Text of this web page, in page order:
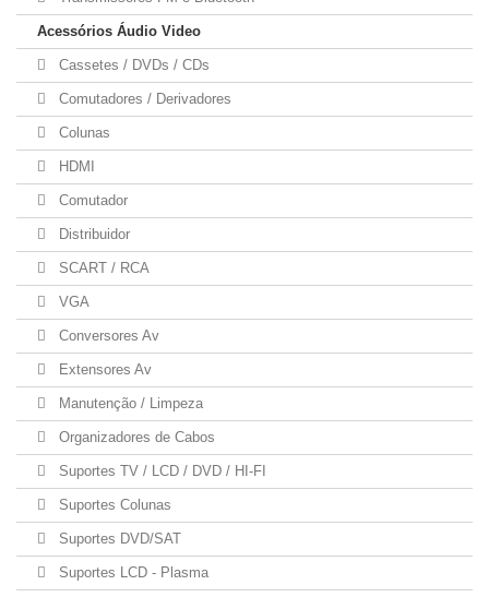
Acessórios Áudio Video
Cassetes / DVDs / CDs
Comutadores / Derivadores
Colunas
HDMI
Comutador
Distribuidor
SCART / RCA
VGA
Conversores Av
Extensores Av
Manutenção / Limpeza
Organizadores de Cabos
Suportes TV / LCD / DVD / HI-FI
Suportes Colunas
Suportes DVD/SAT
Suportes LCD - Plasma